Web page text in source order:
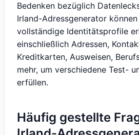
Bedenken bezüglich
Irland-Adressgenerator
vollständige Identitätsprofile
einschließlich Adressen,
Kreditkarten, Ausweisen,
mehr, um verschiedene Test-
erfüllen.
Häufig gestellte